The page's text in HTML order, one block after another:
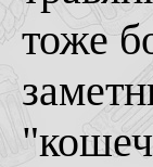
тоже